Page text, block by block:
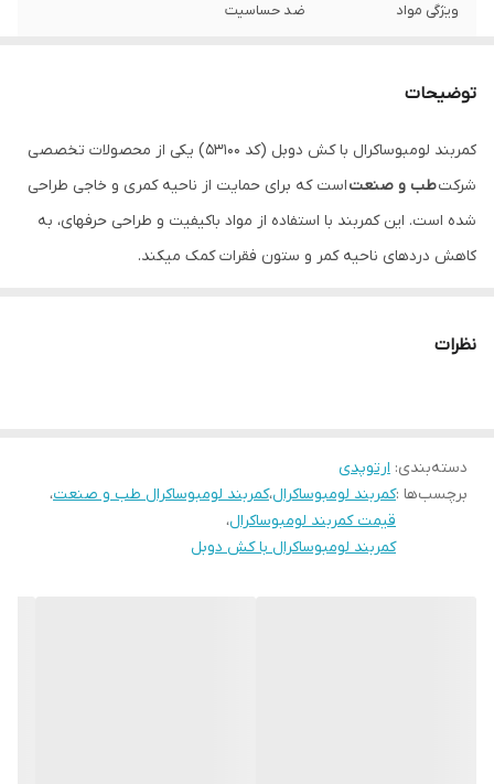
ویژگی مواد ضد حساسیت
توضیحات
کمربند لومبوساکرال با کش دوبل (کد 53100) یکی از محصولات تخصصی
شرکتطب و صنعتاست که برای حمایت از ناحیه کمری و خاجی طراحی
شده است. این کمربند با استفاده از مواد باکیفیت و طراحی حرفهای، به
کاهش دردهای ناحیه کمر و ستون فقرات کمک میکند.
بخشهای تقویتشده: دارای پنلهای الاستیک و محکم برای حمایت
بهتر
ویژگیهای طراحی:
نظرات
دسته‌بندی: ارتوپدی
برچسب‌ها :کمربند لومبوساکرال،کمربند لومبوساکرال طب و صنعت،
قیمت کمربند لومبوساکرال،
کمربند لومبوساکرال با کش دوبل